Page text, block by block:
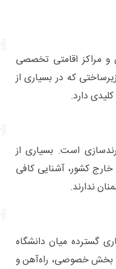
و مراکز اقامتی تخصصی
که در بسیاری از
دارد.
است. بسیاری از
کشور، آشنایی کافی
ندارند.
گسترده میان دانشگاه
بخش خصوصی، راه‌آهن و